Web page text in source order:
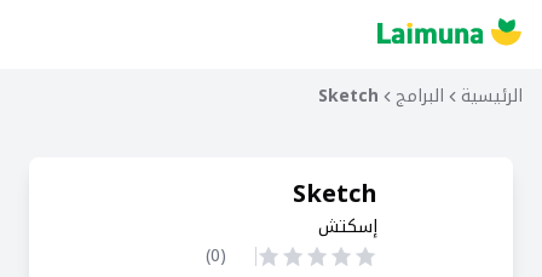
الرئيسية البرامج Sketch
Sketch
إسكتش
(
0
)